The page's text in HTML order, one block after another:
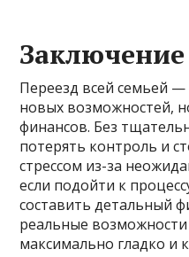
Заключение
Переезд всей семьей
новых возможностей,
финансов. Без
потерять контроль и
стрессом из-за
если подойти к
составить детальный
реальные
максимально гладко и